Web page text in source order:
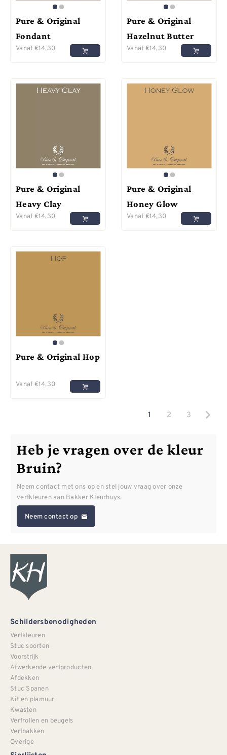
Pure & Original
Fondant
Vanaf €14,30
Pure & Original
Hazelnut Butter
Vanaf €14,30
Pure & Original
Heavy Clay
Vanaf €14,30
Pure & Original
Honey Glow
Vanaf €14,30
Pure & Original Hop
Vanaf €14,30
1 2 3
Heb je vragen over de kleur
Bruin?
Neem contact met ons op en stel jouw vraag over onze
verfkleuren aan Bakker Kleurhuys.
Neem contact op
Schildersbenodigheden
Verfkleuren
Stuc soorten
Voorstrijk
Afwerkende verfproducten
Afdekken
Stuc Spanen
Kit en plamuur
Kwasten
Verfrollen en beugels
Verfbakken
Overige